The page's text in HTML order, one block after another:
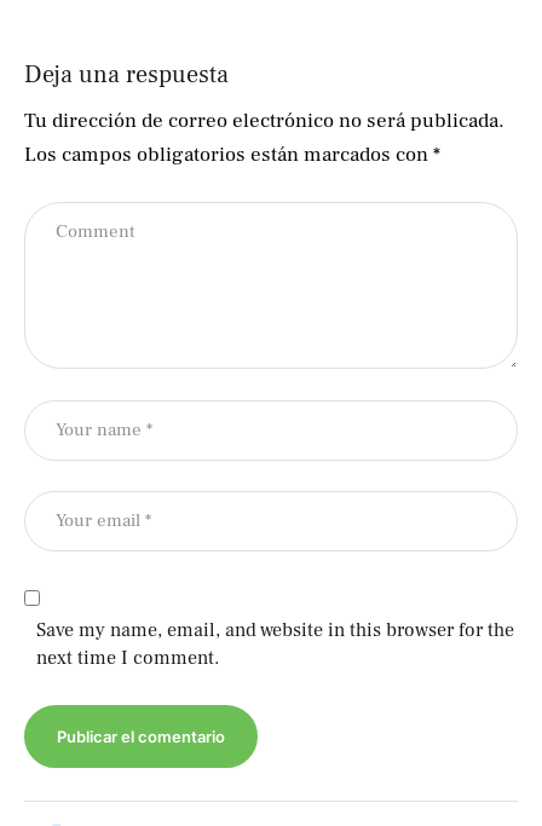
Deja una respuesta
Tu dirección de correo electrónico no será publicada.
Los campos obligatorios están marcados con*
Save my name, email, and website in this browser for the
next time I comment.